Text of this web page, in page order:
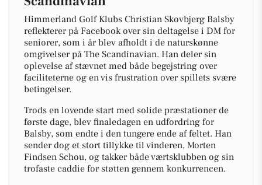
Himmerland Golf Klubs Christian Skovbjerg Balsby
reflekterer på Facebook over sin deltagelse i DM for
seniorer, som i år blev afholdt i de naturskønne
omgivelser på The Scandinavian. Han deler sin
oplevelse af stævnet med både begejstring over
faciliteterne og en vis frustration over spillets svære
betingelser.
Trods en lovende start med solide præstationer de
første dage, blev finaledagen en udfordring for
Balsby, som endte i den tungere ende af feltet. Han
sender dog et stort tillykke til vinderen, Morten
Findsen Schou, og takker både værtsklubben og sin
trofaste caddie for støtten gennem konkurrencen.